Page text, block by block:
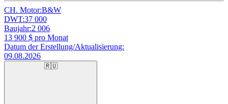
CH. Motor:B&W
DWT:37 000
Baujahr:2 006
13 900 $ pro Monat
Datum der Erstellung/Aktualisierung:
09.08.2026
🇷🇺